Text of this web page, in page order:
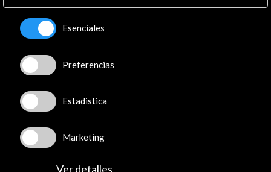
Conecta
Instagram
LinkedIn
Facebook
Youtube
Flickr
Esenciales
Preferencias
Estadistica
Marketing
Ver detalles